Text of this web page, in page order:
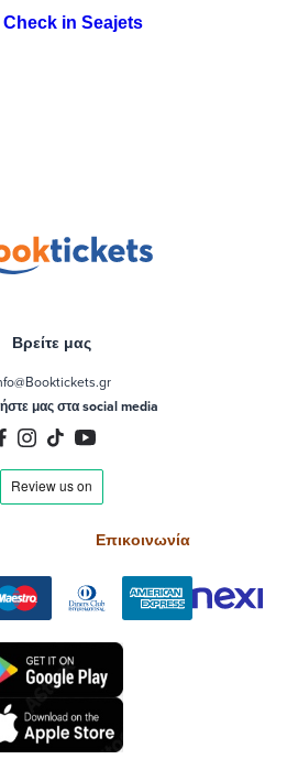
Check in Seajets
Βρείτε μας
μας στα social media
Επικοινωνία